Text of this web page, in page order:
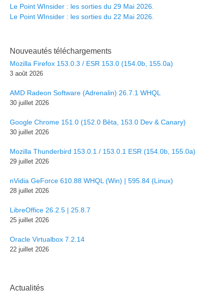
Le Point WInsider : les sorties du 29 Mai 2026.
Le Point WInsider : les sorties du 22 Mai 2026.
Nouveautés téléchargements
Mozilla Firefox 153.0.3 / ESR 153.0 (154.0b, 155.0a)
3 août 2026
AMD Radeon Software (Adrenalin) 26.7.1 WHQL
30 juillet 2026
Google Chrome 151.0 (152.0 Bêta, 153.0 Dev & Canary)
30 juillet 2026
Mozilla Thunderbird 153.0.1 / 153.0.1 ESR (154.0b, 155.0a)
29 juillet 2026
nVidia GeForce 610.88 WHQL (Win) | 595.84 (Linux)
28 juillet 2026
LibreOffice 26.2.5 | 25.8.7
25 juillet 2026
Oracle Virtualbox 7.2.14
22 juillet 2026
Actualités